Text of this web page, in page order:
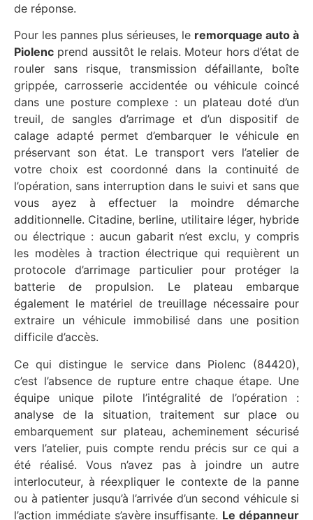
de réponse.
Pour les pannes plus sérieuses, le remorquage auto à
Piolenc prend aussitôt le relais. Moteur hors d’état de
rouler sans risque, transmission défaillante, boîte
grippée, carrosserie accidentée ou véhicule coincé
dans une posture complexe : un plateau doté d’un
treuil, de sangles d’arrimage et d’un dispositif de
calage adapté permet d’embarquer le véhicule en
préservant son état. Le transport vers l’atelier de
votre choix est coordonné dans la continuité de
l’opération, sans interruption dans le suivi et sans que
vous ayez à effectuer la moindre démarche
additionnelle. Citadine, berline, utilitaire léger, hybride
ou électrique : aucun gabarit n’est exclu, y compris
les modèles à traction électrique qui requièrent un
protocole d’arrimage particulier pour protéger la
batterie de propulsion. Le plateau embarque
également le matériel de treuillage nécessaire pour
extraire un véhicule immobilisé dans une position
difficile d’accès.
Ce qui distingue le service dans Piolenc (84420),
c’est l’absence de rupture entre chaque étape. Une
équipe unique pilote l’intégralité de l’opération :
analyse de la situation, traitement sur place ou
embarquement sur plateau, acheminement sécurisé
vers l’atelier, puis compte rendu précis sur ce qui a
été réalisé. Vous n’avez pas à joindre un autre
interlocuteur, à réexpliquer le contexte de la panne
ou à patienter jusqu’à l’arrivée d’un second véhicule si
l’action immédiate s’avère insuffisante. Le dépanneur